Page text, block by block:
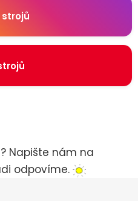
Napište nám na
odpovíme.